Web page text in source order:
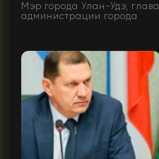
Мэр города Улан-Удэ, глава
администрации города